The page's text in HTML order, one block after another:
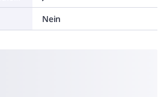
Nein